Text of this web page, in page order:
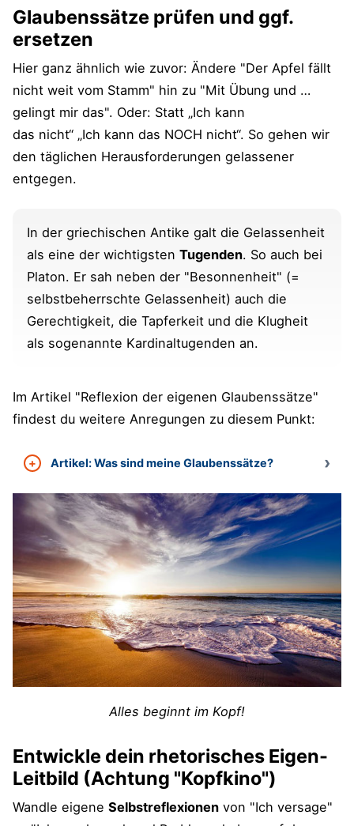
Glaubenssätze prüfen und ggf.
ersetzen
Hier ganz ähnlich wie zuvor: Ändere "Der Apfel fällt
nicht weit vom Stamm" hin zu "Mit Übung und …
gelingt mir das". Oder: Statt „Ich kann
das nicht“ „Ich kann das NOCH nicht“. So gehen wir
den täglichen Herausforderungen gelassener
entgegen.
In der griechischen Antike galt die Gelassenheit
als eine der wichtigstenTugenden. So auch bei
Platon. Er sah neben der "Besonnenheit" (=
selbstbeherrschte Gelassenheit) auch die
Gerechtigkeit, die Tapferkeit und die Klugheit
als sogenannte Kardinaltugenden an.
Im Artikel "Reflexion der eigenen Glaubenssätze"
findest du weitere Anregungen zu diesem Punkt:
Artikel: Was sind meine Glaubenssätze?
Alles beginnt im Kopf!
Entwickle dein rhetorisches Eigen-
Leitbild (Achtung "Kopfkino")
Wandle eigene Selbstreflexionen von "Ich versage"